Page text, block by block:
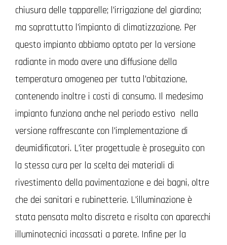
chiusura delle tapparelle; l'irrigazione del giardino;
ma soprattutto l'impianto di climatizzazione. Per
questo impianto abbiamo optato per la versione
radiante in modo avere una diffusione della
temperatura omogenea per tutta l'abitazione,
contenendo inoltre i costi di consumo. Il medesimo
impianto funziona anche nel periodo estivo nella
versione raffrescante con l'implementazione di
deumidificatori. L'iter progettuale è proseguito con
la stessa cura per la scelta dei materiali di
rivestimento della pavimentazione e dei bagni, oltre
che dei sanitari e rubinetterie. L'illuminazione è
stata pensata molto discreta e risolta con aparecchi
illuminotecnici incassati a parete. Infine per la